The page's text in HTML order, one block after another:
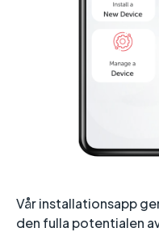
Vår installationsapp
den fulla potentialen